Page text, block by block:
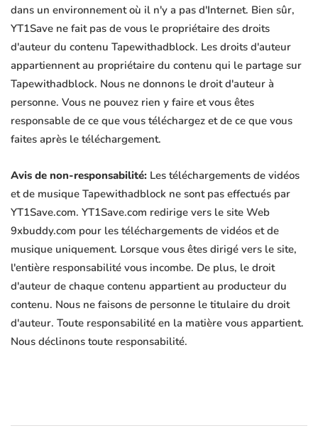
dans un environnement où il n'y a pas d'Internet. Bien sûr,
YT1Save ne fait pas de vous le propriétaire des droits
d'auteur du contenu Tapewithadblock. Les droits d'auteur
appartiennent au propriétaire du contenu qui le partage sur
Tapewithadblock. Nous ne donnons le droit d'auteur à
personne. Vous ne pouvez rien y faire et vous êtes
responsable de ce que vous téléchargez et de ce que vous
faites après le téléchargement.
Avis de non-responsabilité: Les téléchargements de vidéos
et de musique Tapewithadblock ne sont pas effectués par
YT1Save.com. YT1Save.com redirige vers le site Web
9xbuddy.com pour les téléchargements de vidéos et de
musique uniquement. Lorsque vous êtes dirigé vers le site,
l'entière responsabilité vous incombe. De plus, le droit
d'auteur de chaque contenu appartient au producteur du
contenu. Nous ne faisons de personne le titulaire du droit
d'auteur. Toute responsabilité en la matière vous appartient.
Nous déclinons toute responsabilité.